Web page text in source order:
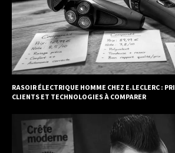
RASOIR ÉLECTRIQUE HOMME CHEZ E.LECLERC :
CLIENTS ET TECHNOLOGIES À COMPARER